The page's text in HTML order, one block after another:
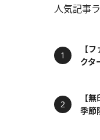
人気記事
【
クタ
【
季節